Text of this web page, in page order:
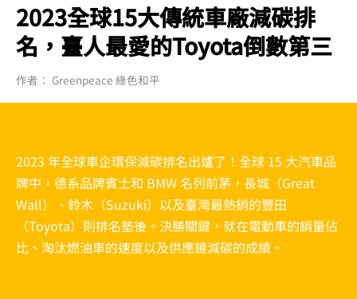
2023全球15大傳統車廠減碳排
名，臺人最愛的Toyota倒數第三
作者： Greenpeace 綠色和平
2023 年全球車企環保減碳排名出爐了！全球 15 大汽車品
牌中，德系品牌賓士和 BMW 名列前茅， 長城（Great
Wall）、鈴木（Suzuki）以及臺灣最熱銷的豐田
（Toyota）則排名墊後。決勝關鍵，就在電動車的銷量佔
比、淘汰燃油車的速度以及供應鏈減碳的成績。